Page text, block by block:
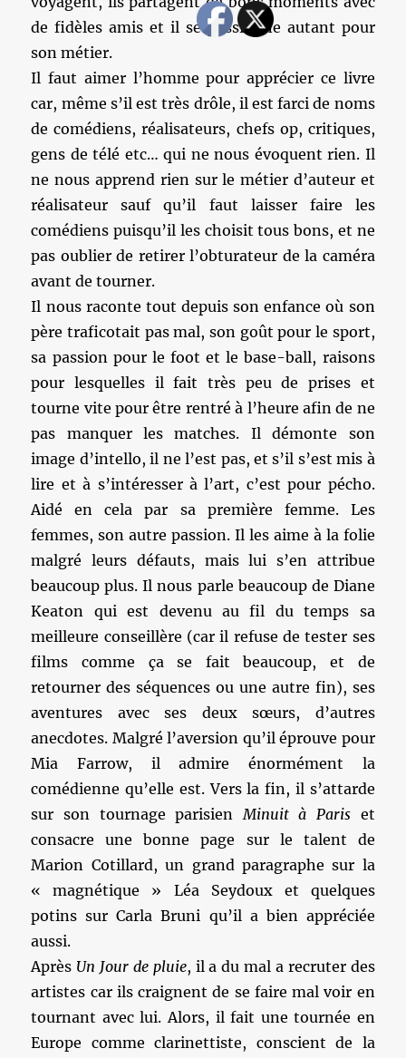
de fidèles amis et il se passionne autant pour
son métier.
Il faut aimer l’homme pour apprécier ce livre
car, même s’il est très drôle, il est farci de noms
de comédiens, réalisateurs, chefs op, critiques,
gens de télé etc… qui ne nous évoquent rien. Il
ne nous apprend rien sur le métier d’auteur et
réalisateur sauf qu’il faut laisser faire les
comédiens puisqu’il les choisit tous bons, et ne
pas oublier de retirer l’obturateur de la caméra
avant de tourner.
Il nous raconte tout depuis son enfance où son
père traficotait pas mal, son goût pour le sport,
sa passion pour le foot et le base-ball, raisons
pour lesquelles il fait très peu de prises et
tourne vite pour être rentré à l’heure afin de ne
pas manquer les matches. Il démonte son
image d’intello, il ne l’est pas, et s’il s’est mis à
lire et à s’intéresser à l’art, c’est pour pécho.
Aidé en cela par sa première femme. Les
femmes, son autre passion. Il les aime à la folie
malgré leurs défauts, mais lui s’en attribue
beaucoup plus. Il nous parle beaucoup de Diane
Keaton qui est devenu au fil du temps sa
meilleure conseillère (car il refuse de tester ses
films comme ça se fait beaucoup, et de
retourner des séquences ou une autre fin), ses
aventures avec ses deux sœurs, d’autres
anecdotes. Malgré l’aversion qu’il éprouve pour
Mia Farrow, il admire énormément la
comédienne qu’elle est. Vers la fin, il s’attarde
sur son tournage parisienMinuit à Pariset
consacre une bonne page sur le talent de
Marion Cotillard, un grand paragraphe sur la
« magnétique » Léa Seydoux et quelques
potins sur Carla Bruni qu’il a bien appréciée
aussi.
Après Un Jour de pluie, il a du mal a recruter des
artistes car ils craignent de se faire mal voir en
tournant avec lui. Alors, il fait une tournée en
Europe comme clarinettiste, conscient de la